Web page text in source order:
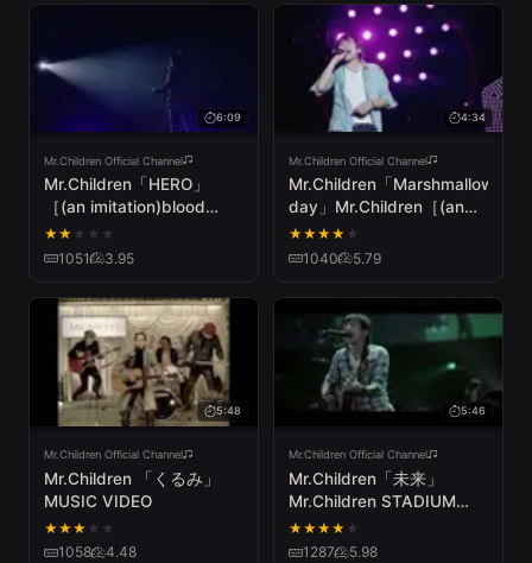
6:09
Mr.Children Official Channel
Mr.Children「HERO」
［(an imitation)blood
orange］Tour2013 Live
★★ ★ ★ ★
1051 3.95
4:34
Mr.Children Official Channel
Mr.Children「Marshmallow
day」Mr.Children［(an
imitation) blood orange］
Tour
★★★★ ★
1040 5.79
5:48
Mr.Children Official Channel
Mr.Children 「くるみ」
MUSIC VIDEO
★★★ ★ ★
1058 4.48
5:46
Mr.Children Official Channel
Mr.Children「未来」
Mr.Children STADIUM
TOUR 2011 SENSE -in the
field-
★★★★ ★
1287 5.98